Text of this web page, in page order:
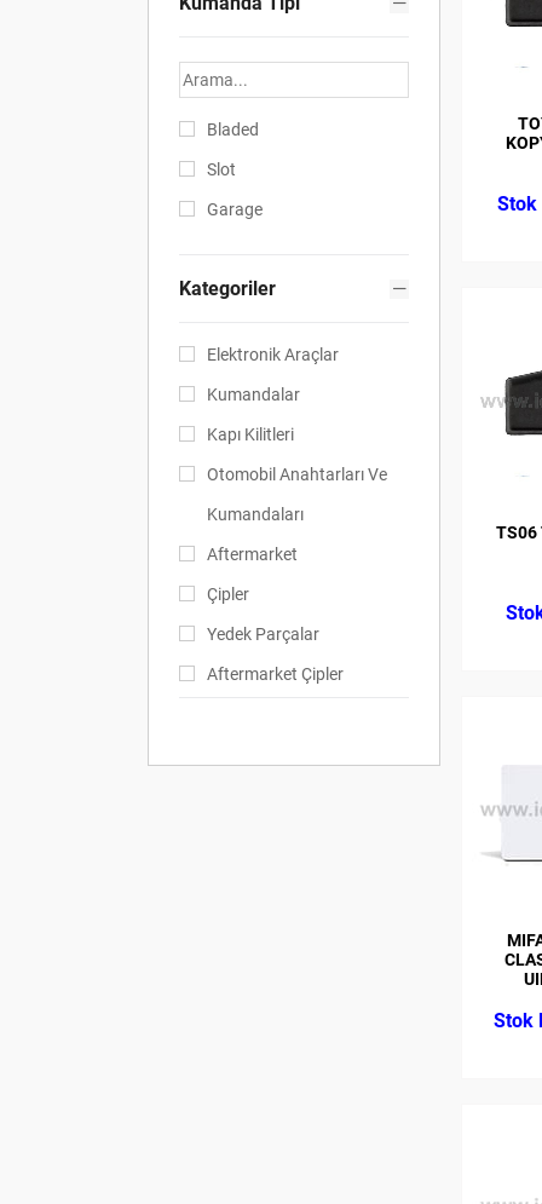
Bladed
Slot
Garage
Kategoriler
Elektronik Araçlar
Kumandalar
Kapı Kilitleri
Otomobil Anahtarları Ve
Kumandaları
Aftermarket
Çipler
Yedek Parçalar
Aftermarket Çipler
TS06